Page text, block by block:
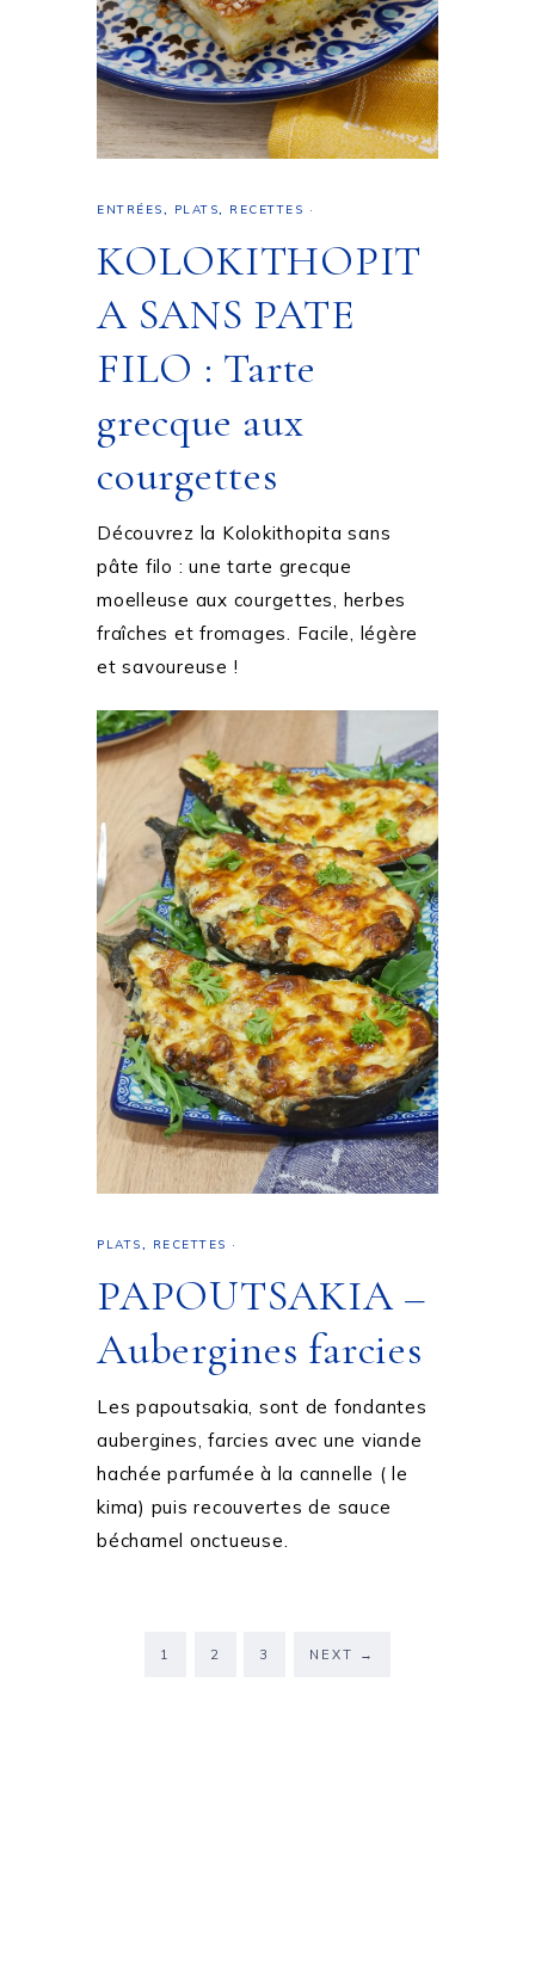
ENTRÉES, PLATS, RECETTES ·
KOLOKITHOPIT
A SANS PATE
FILO : Tarte
grecque aux
courgettes
Découvrez la Kolokithopita sans
pâte filo : une tarte grecque
moelleuse aux courgettes, herbes
fraîches et fromages. Facile, légère
et savoureuse !
PLATS, RECETTES ·
PAPOUTSAKIA –
Aubergines farcies
Les papoutsakia, sont de fondantes
aubergines, farcies avec une viande
hachée parfumée à la cannelle ( le
kima) puis recouvertes de sauce
béchamel onctueuse.
1 2 3 NEXT →